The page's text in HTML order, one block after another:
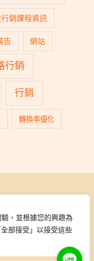
，並根據您的興趣為
部接受」以接受這些
銷課程資訊
告 網站
行銷
行銷
轉換率優化